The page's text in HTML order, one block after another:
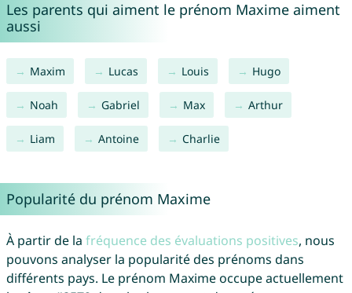
Les parents qui aiment le prénom Maxime aiment
aussi
Maxim Lucas Louis Hugo
Noah Gabriel Max Arthur
Liam Antoine Charlie
Popularité du prénom Maxime
À partir de la fréquence des évaluations positives, nous
pouvons analyser la popularité des prénoms dans
différents pays. Le prénom Maxime occupe actuellement